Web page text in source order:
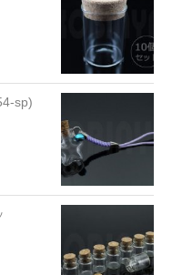
sp)